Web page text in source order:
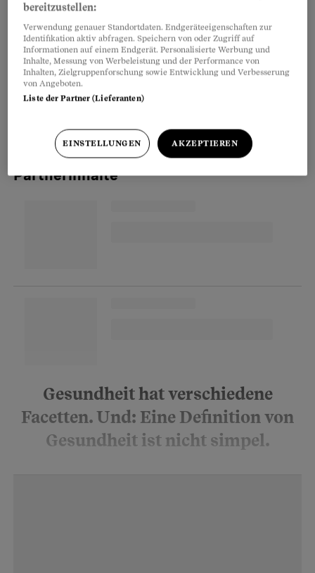
Doch was versteht man überhaupt unter
«gesund»? Die WHO definierteGesundheit
einen «Zustand des umfassenden körperlichen,
geistigen und sozialen Wohlbefindens und nicht
Schwäche».
Partnerinhalte
Gesundheit hat verschiedene
Facetten. Und: Eine Definition von
Gesundheit ist nicht simpel.
bereitzustellen:
Verwendung genauer Standortdaten. Endgeräteeigenschaften zur
Identifikation aktiv abfragen. Speichern von oder Zugriff auf
Informationen auf einem Endgerät. Personalisierte Werbung und
Inhalte, Messung von Werbeleistung und der Performance von
Inhalten, Zielgruppenforschung sowie Entwicklung und Verbesserung
von Angeboten.
Liste der Partner (Lieferanten)
EINSTELLUNGEN AKZEPTIEREN